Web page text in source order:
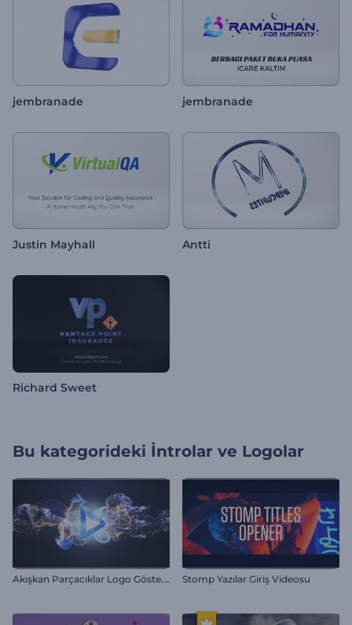
jembranade jembranade
Justin Mayhall Antti
Richard Sweet
Bu kategorideki İntrolar ve Logolar
A
kışkan Parçacıklar Logo Gösterimi Stomp Yazılar Giriş Videosu